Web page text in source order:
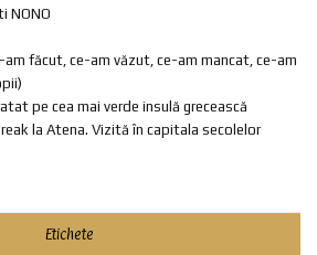
NONO
am făcut, ce-am văzut, ce-am mancat, ce-am
pe cea mai verde insulă grecească
la Atena. Vizită în capitala secolelor
Etichete